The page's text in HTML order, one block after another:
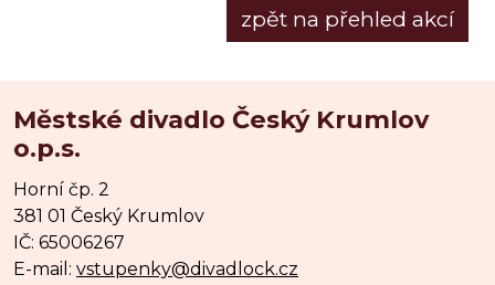
zpět na přehled akcí
Městské divadlo Český Krumlov
o.p.s.
Horní čp. 2
381 01 Český Krumlov
IČ: 65006267
E-mail: vstupenky@divadlock.cz